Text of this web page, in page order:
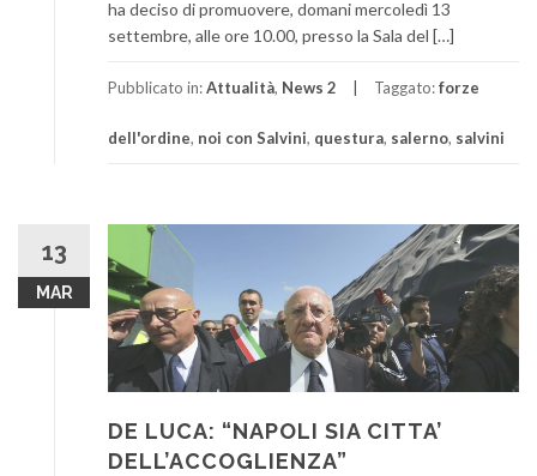
ha deciso di promuovere, domani mercoledì 13
settembre, alle ore 10.00, presso la Sala del […]
Pubblicato in:Attualità, News 2 Taggato:forze
dell'ordine, noi con Salvini, questura, salerno, salvini
13
MAR
DE LUCA: “NAPOLI SIA CITTA’
DELL’ACCOGLIENZA”